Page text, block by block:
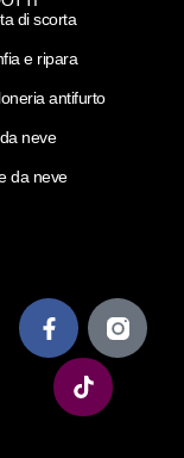
di scorta
e ripara
antifurto
neve
da neve